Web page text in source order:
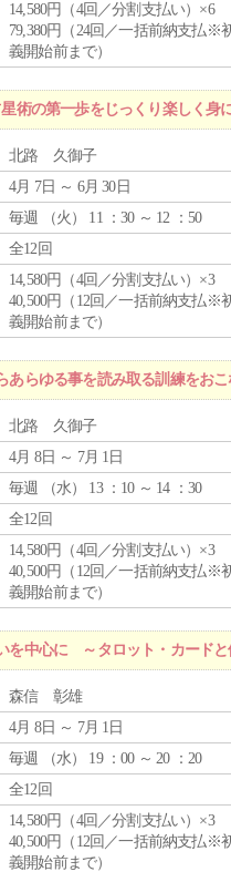
14,580円（4回／分割支払い）×6
79,380円（24回／一括前納支払※
義開始前まで）
術の第一歩をじっくり楽しく身
北路 久御子
4月 7日 ～ 6月 30日
毎週 （火 ） 11 ：30 ～ 12 ：50
全12回
14,580円（4回／分割支払い）×3
40,500円（12回／一括前納支払※
義開始前まで）
らゆる事を読み取る訓練をおこ
北路 久御子
4月 8日 ～ 7月 1日
毎週 （水） 13 ：10 ～ 14 ：30
全12回
14,580円（4回／分割支払い）×3
40,500円（12回／一括前納支払※
義開始前まで）
を中心に ～タロット・カード
森信 彰雄
4月 8日 ～ 7月 1日
毎週 （水） 19 ：00 ～ 20 ：20
全12回
14,580円（4回／分割支払い）×3
40,500円（12回／一括前納支払※
義開始前まで）